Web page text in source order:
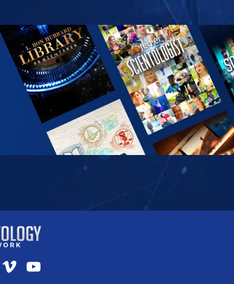
SE UDFORSK SERIEN